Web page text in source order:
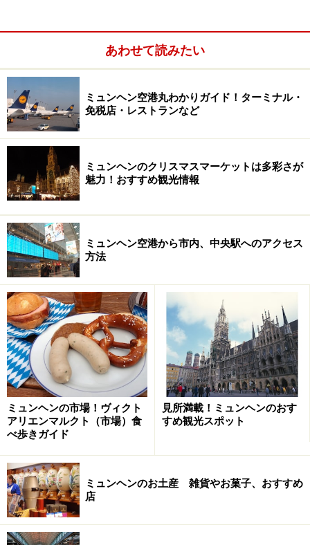
627室ある客室は一番小さくても30平方メートルと十分
な広さ。すべての客室にウェスティン特製だという寝心
地抜群なベッド、その名も「ヘブンリーベット」と、イ
ンフォレストシャワー「ヘブンリーバス」が備わり、と
ても快適に過ごすことができます。
エグゼクティブルーム以上のゲストには、23階にラウン
ジも用意。ミュンヘンの街やアルプスの山々を望める絶
景ラウンジでは、無料の朝食や軽食にドリンク、コンピ
ューターの使用、フリーWi-Fiなどのサービスが利用でき
ます。
たっぷり時間を取って楽しみたい 「アナベ
ラ・スパ」
あわせて読みたい
ミュンヘン空港丸わかりガイド！ターミナル・
免税店・レストランなど
ミュンヘンのクリスマスマーケットは多彩さが
魅力！おすすめ観光情報
ミュンヘン空港から市内、中央駅へのアクセス
方法
ミュンヘンの市場！ヴィクト
アリエンマルクト（市場）食
べ歩きガイド
見所満載！ミュンヘンのおす
すめ観光スポット
ミュンヘンのお土産 雑貨やお菓子、おすすめ
店